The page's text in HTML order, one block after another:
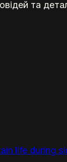
та
life during